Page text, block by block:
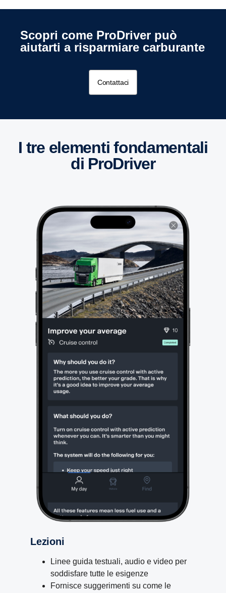
Scopri come ProDriver può
aiutarti a risparmiare carburante
Contattaci
I tre elementi fondamentali
di ProDriver
Lezioni
Linee guida testuali, audio e video per
soddisfare tutte le esigenze
Fornisce suggerimenti su come le